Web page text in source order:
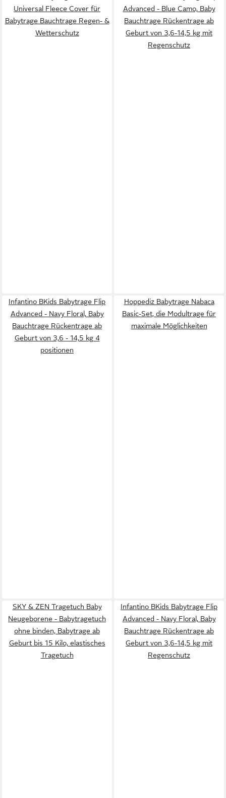
Universal Fleece Cover für
Babytrage Bauchtrage Regen- &
Wetterschutz
Advanced - Blue Camo, Baby
Bauchtrage Rückentrage ab
Geburt von 3,6-14,5 kg mit
Regenschutz
Infantino BKids Babytrage Flip
Advanced - Navy Floral, Baby
Bauchtrage Rückentrage ab
Geburt von 3,6 - 14,5 kg 4
positionen
Hoppediz Babytrage Nabaca
Basic-Set, die Modultrage für
maximale Möglichkeiten
SKY & ZEN Tragetuch Baby
Neugeborene - Babytragetuch
ohne binden, Babytrage ab
Geburt bis 15 Kilo, elastisches
Tragetuch
Infantino BKids Babytrage Flip
Advanced - Navy Floral, Baby
Bauchtrage Rückentrage ab
Geburt von 3,6-14,5 kg mit
Regenschutz